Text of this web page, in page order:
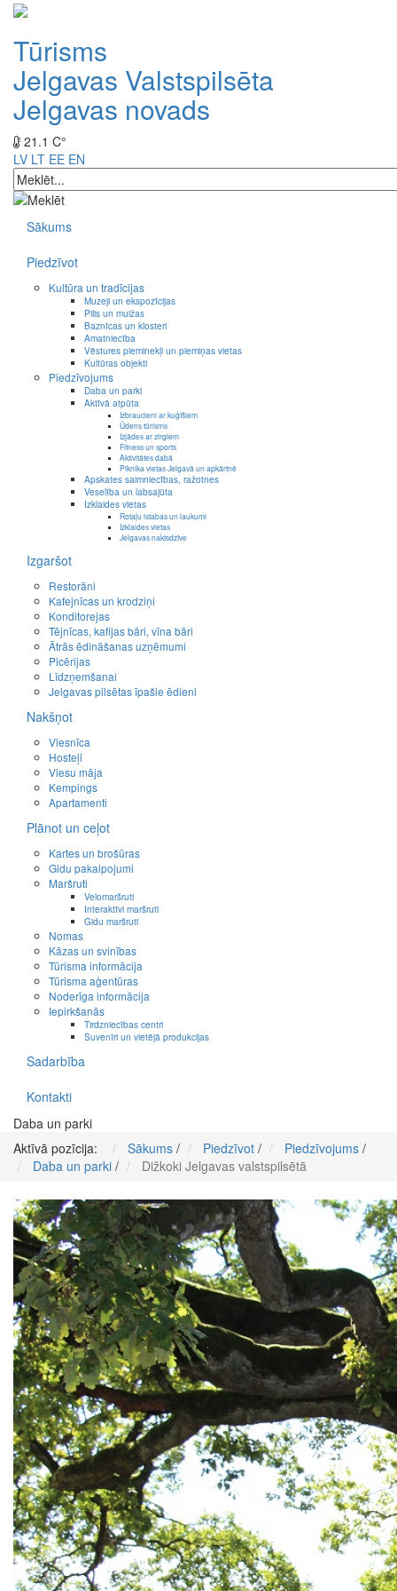
Tūrisms
Jelgavas Valstspilsēta
Jelgavas novads
21.1 C°
LV LT EE EN
Sākums
Piedzīvot
Kultūra un tradīcijas
Muzeji un ekspozīcijas
Pilis un muižas
Baznīcas un klosteri
Amatniecība
Vēstures pieminekļi un piemiņas vietas
Kultūras objekti
Piedzīvojums
Daba un parki
Aktīvā atpūta
Izbraucieni ar kuģīšiem
Ūdens tūrisms
Izjādes ar zirgiem
Fitness un sports
Aktivitātes dabā
Piknika vietas Jelgavā un apkārtnē
Apskates saimniecības, ražotnes
Veselība un labsajūta
Izklaides vietas
Rotaļu istabas un laukumi
Izklaides vietas
Jelgavas naktsdzīve
Izgaršot
Restorāni
Kafejnīcas un krodziņi
Konditorejas
Tējnīcas, kafijas bāri, vīna bāri
Ātrās ēdināšanas uzņēmumi
Picērijas
Līdzņemšanai
Jelgavas pilsētas īpašie ēdieni
Nakšņot
Viesnīca
Hosteļi
Viesu māja
Kempings
Apartamenti
Plānot un ceļot
Kartes un brošūras
Gidu pakalpojumi
Maršruti
Velomaršruti
Interaktīvi maršruti
Gidu maršruti
Nomas
Kāzas un svinības
Tūrisma informācija
Tūrisma aģentūras
Noderīga informācija
Iepirkšanās
Tirdzniecības centri
Suvenīri un vietējā produkcijas
Sadarbība
Kontakti
Daba un parki
Aktīvā pozīcija:
Sākums / Piedzīvot / Piedzīvojums /
Daba un parki / Dižkoki Jelgavas valstspilsētā